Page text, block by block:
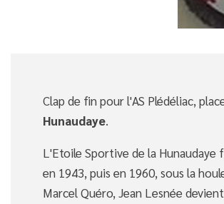
Clap de fin pour l'AS Plédéliac,
Hunaudaye.
L'Etoile Sportive de la Hunaudaye
en 1943, puis en 1960, sous la
Marcel Quéro, Jean Lesnée